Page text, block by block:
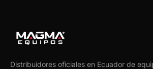
Distribuidores oficiales en Ecuador de